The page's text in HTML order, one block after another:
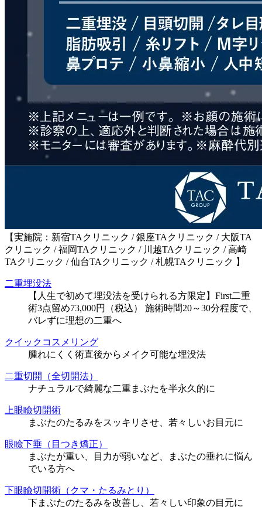
【実施院：新宿TAクリニック / 銀座TAクリニック / 大阪TA
クリニック / 福岡TAクリニック / 川越TAクリニック / 高崎
TAクリニック / 仙台TAクリニック / 札幌TAクリニック 】
二重埋没法
【人生で初めて埋没法を受けられる方限定】First二重
術3点留め73,000円（税込） 施術時間20～30分程度で、
バレずに理想の二重へ
クイックコスメリング
腫れにくく術直後からメイク可能な埋没法
二重切開（全切開法）
ナチュラルで綺麗な二重まぶたを半永久的に
上眼瞼切開術
まぶたのたるみをスッキリさせ、若々しいお目元に
眼瞼下垂（目つき矯正）
まぶたが重い、目力が弱いなど、まぶたの垂れに悩ん
でいる方へ
下眼瞼切開術（クマ・たるみとり）
下まぶたのたるみを改善し、若々しい印象の目元に